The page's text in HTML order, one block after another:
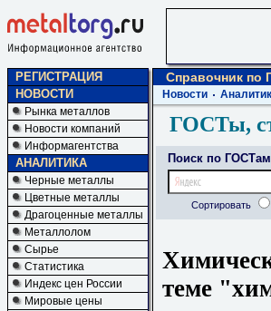
РЕГИСТРАЦИЯ
НОВОСТИ
Рынка металлов
Новости компаний
Информагентства
АНАЛИТИКА
Черные металлы
Цветные металлы
Драгоценные металлы
Металлолом
Сырье
Статистика
Индекс цен России
Мировые цены
Справочник по
Новости
ГОСТы,
Поиск по
Сортировать
теме